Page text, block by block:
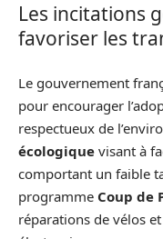
Les incitations
favoriser les
Le gouvernement
pour encourager
respectueux de
écologique visant à
comportant un faible
programme Coup de
réparations de vélos